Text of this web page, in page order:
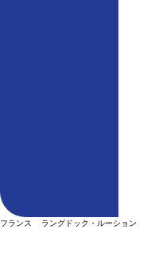
フランス ラングドック・ルーション